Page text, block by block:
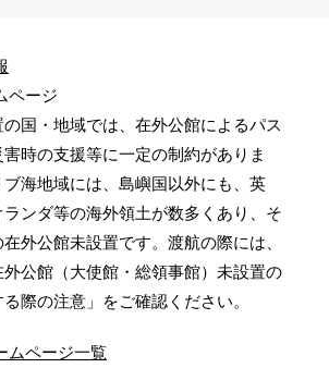
ページ
国・地域では、在外公館によるパス
時の支援等に一定の制約がありま
海地域には、島嶼国以外にも、英
ンダ等の海外領土が数多くあり、そ
外公館未設置です。渡航の際には、
公館（大使館・総領事館）未設置の
際の注意」をご確認ください。
ムページ一覧